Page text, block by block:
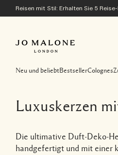
Reisen mit Stil: Erhalten Sie 5
Neu und beliebtBestsellerColognes
Luxuskerzen
Die ultimative Duft-Deko-
handgefertigt und mit einer